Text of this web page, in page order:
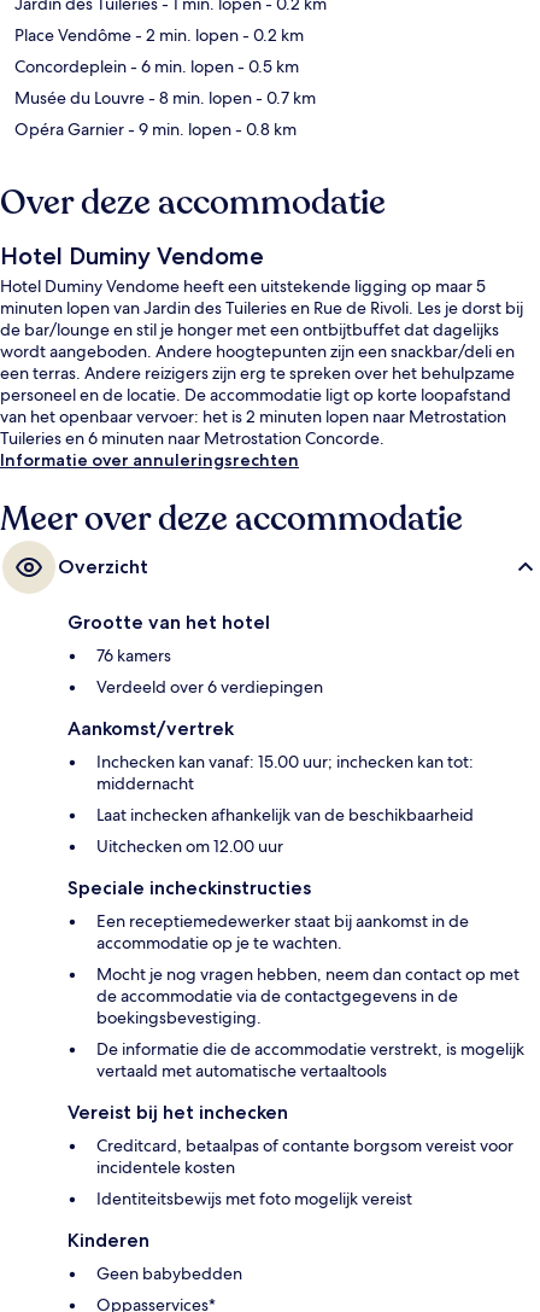
Place Vendôme- 2 min. lopen- 0.2 km
Concordeplein- 6 min. lopen- 0.5 km
Musée du Louvre- 8 min. lopen- 0.7 km
Opéra Garnier- 9 min. lopen- 0.8 km
Over deze accommodatie
Hotel Duminy Vendome
Hotel Duminy Vendome heeft een uitstekende ligging op maar 5
minuten lopen van Jardin des Tuileries en Rue de Rivoli. Les je dorst bij
de bar/lounge en stil je honger met een ontbijtbuffet dat dagelijks
wordt aangeboden. Andere hoogtepunten zijn een snackbar/deli en
een terras. Andere reizigers zijn erg te spreken over het behulpzame
personeel en de locatie. De accommodatie ligt op korte loopafstand
van het openbaar vervoer: het is 2 minuten lopen naar Metrostation
Tuileries en 6 minuten naar Metrostation Concorde.
Informatie over annuleringsrechten
Meer over deze accommodatie
Overzicht
Grootte van het hotel
76 kamers
Verdeeld over 6 verdiepingen
Aankomst/vertrek
Inchecken kan vanaf: 15.00 uur; inchecken kan tot:
middernacht
Laat inchecken afhankelijk van de beschikbaarheid
Uitchecken om 12.00 uur
Speciale incheckinstructies
Een receptiemedewerker staat bij aankomst in de
accommodatie op je te wachten.
Mocht je nog vragen hebben, neem dan contact op met
de accommodatie via de contactgegevens in de
boekingsbevestiging.
De informatie die de accommodatie verstrekt, is mogelijk
vertaald met automatische vertaaltools
Vereist bij het inchecken
Creditcard, betaalpas of contante borgsom vereist voor
incidentele kosten
Identiteitsbewijs met foto mogelijk vereist
Kinderen
Geen babybedden
Oppasservices*